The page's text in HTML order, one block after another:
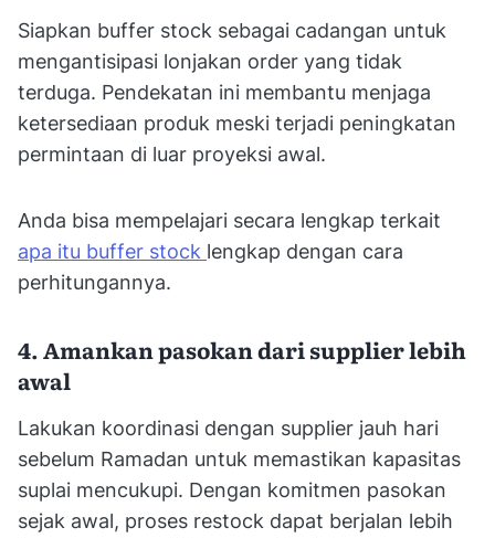
Siapkan buffer stock sebagai cadangan untuk
mengantisipasi lonjakan order yang tidak
terduga. Pendekatan ini membantu menjaga
ketersediaan produk meski terjadi peningkatan
permintaan di luar proyeksi awal.
Anda bisa mempelajari secara lengkap terkait
apa itu buffer stock lengkap dengan cara
perhitungannya.
4. Amankan pasokan dari supplier lebih
awal
Lakukan koordinasi dengan supplier jauh hari
sebelum Ramadan untuk memastikan kapasitas
suplai mencukupi. Dengan komitmen pasokan
sejak awal, proses restock dapat berjalan lebih